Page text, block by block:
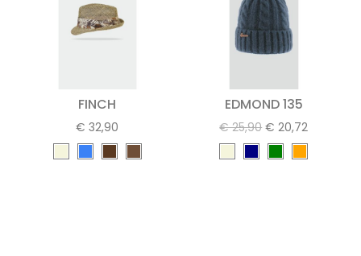
FINCH
€ 32,90
EDMOND 135
€ 25,90 € 20,72